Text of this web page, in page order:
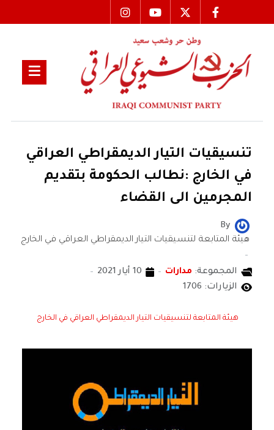
تنسيقيات التيار الديمقراطي العراقي
في الخارج :نطالب الحكومة بتقديم
المجرمين الى القضاء
By
هيئة المتابعة لتنسيقيات التيار الديمقراطي العراقي في الخارج
المجموعة: مدارات
10 أيار 2021
الزيارات: 1706
هيئة المتابعة لتنسيقيات التيار الديمقراطي العراقي في الخارج